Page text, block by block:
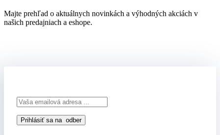
Majte prehľad o aktuálnych novinkách a výhodných akciách v
našich predajniach a eshope.